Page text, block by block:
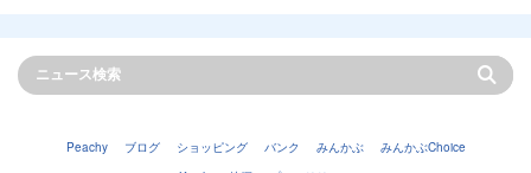
Peachy ブログ ショッピング バンク みんかぶ
みんかぶChoice